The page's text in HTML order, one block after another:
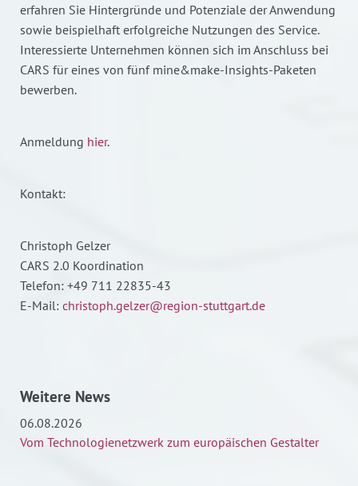
erfahren Sie Hintergründe und Potenziale der Anwendung
sowie beispielhaft erfolgreiche Nutzungen des Service.
Interessierte Unternehmen können sich im Anschluss bei
CARS für eines von fünf mine&make-Insights-Paketen
bewerben.
Anmeldung hier.
Kontakt:
Christoph Gelzer
CARS 2.0 Koordination
Telefon: +49 711 22835-43
E-Mail: christoph.gelzer@region-stuttgart.de
Weitere News
06.08.2026
Vom Technologienetzwerk zum europäischen Gestalter